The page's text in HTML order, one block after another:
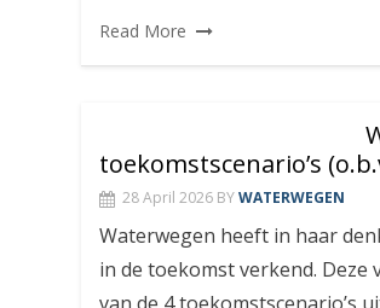
Read More
toekomstscenario’s
28 April 2026 BYWATERWEGEN
Waterwegen heeft in haar
in de toekomst verkend. Deze